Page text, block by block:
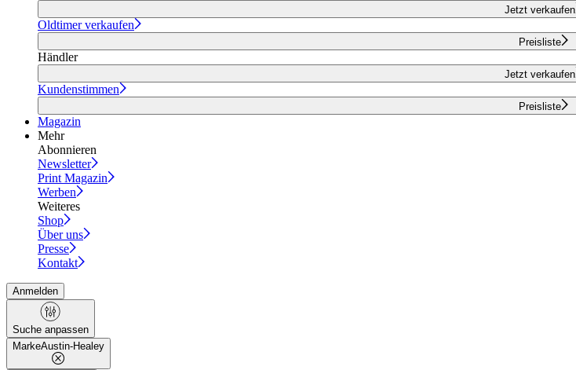
Jetzt verkaufen
Oldtimer verkaufen
Preisliste
Händler
Jetzt verkaufen
Kundenstimmen
Preisliste
Magazin
Mehr
Abonnieren
Newsletter
Print Magazin
Werben
Weiteres
Shop
Über uns
Presse
Kontakt
Anmelden
Suche anpassen
MarkeAustin-Healey